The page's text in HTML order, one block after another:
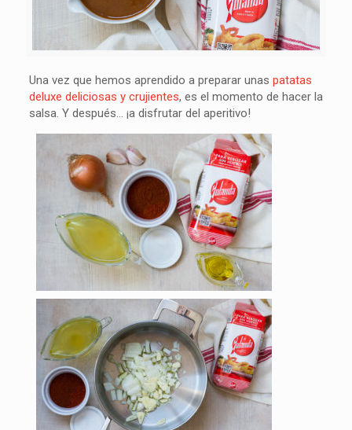
Una vez que hemos aprendido a preparar unas patatas
deluxe deliciosas y crujientes, es el momento de hacer la
salsa. Y después… ¡a disfrutar del aperitivo!